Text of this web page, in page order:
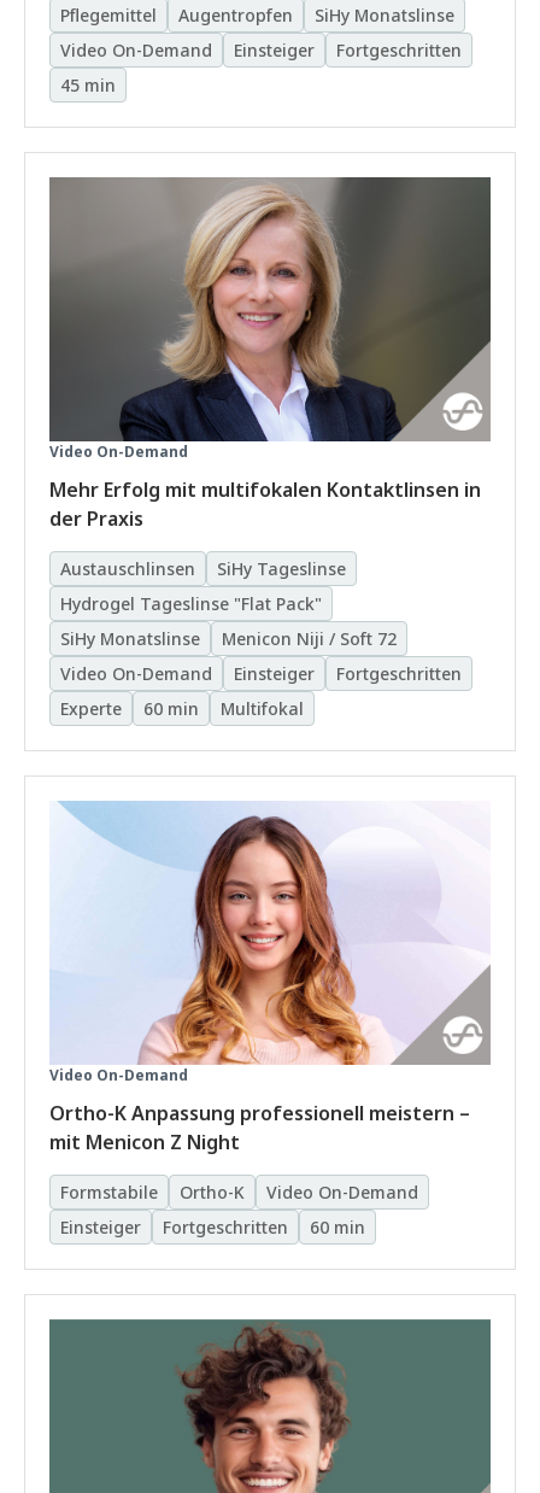
Pflegemittel Augentropfen
SiHy Monatslinse
Video On-Demand
Einsteiger
Fortgeschritten
45 min
Video On-Demand
Mehr Erfolg mit multifokalen Kontaktlinsen in
der Praxis
Austauschlinsen
SiHy Tageslinse
Hydrogel Tageslinse "Flat Pack"
SiHy Monatslinse
Menicon Niji / Soft 72
Video On-Demand
Einsteiger
Fortgeschritten
Experte
60 min Multifokal
Video On-Demand
Ortho-K Anpassung professionell meistern –
mit Menicon Z Night
Formstabile Ortho-K
Video On-Demand
Einsteiger
Fortgeschritten 60 min